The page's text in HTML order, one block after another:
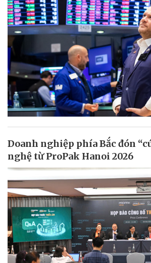
Doanh nghiệp phía Bắc đón
nghệ từ ProPak Hanoi 2026